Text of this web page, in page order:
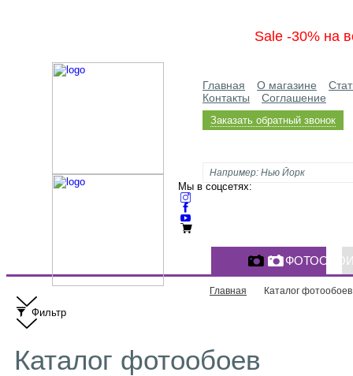
Sale -30% на
Главная О магазине
Контакты
Соглашение
Заказать обратный звонок
Мы в соцсетях:
Главная Каталог фотообоев
Фильтр
Каталог фотообоев